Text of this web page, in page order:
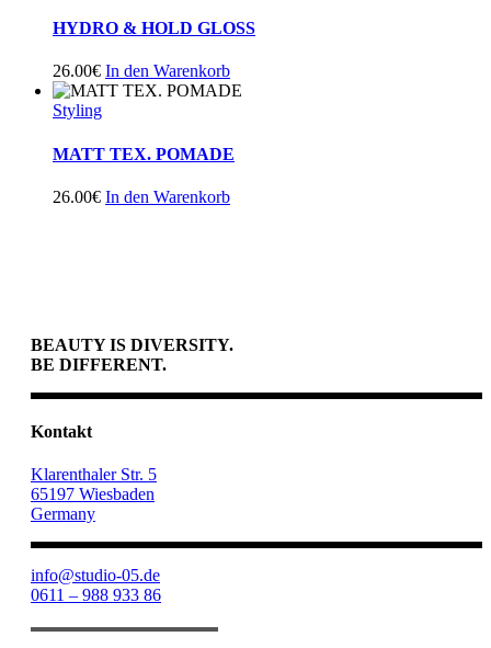
HYDRO & HOLD GLOSS
26.00€ In den Warenkorb
Styling
MATT TEX. POMADE
26.00€ In den Warenkorb
BEAUTY IS DIVERSITY.
BE DIFFERENT.
Kontakt
Klarenthaler Str. 5
65197 Wiesbaden
Germany
info@studio-05.de
0611 – 988 933 86